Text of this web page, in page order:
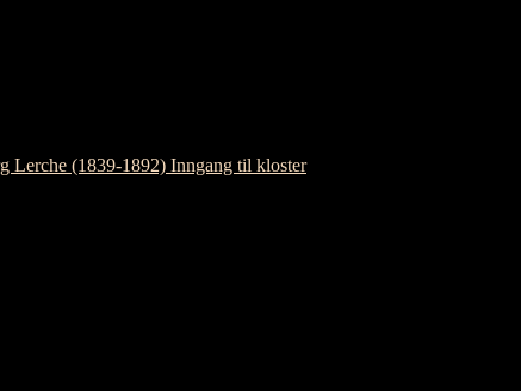
Lerche (1839-1892) Inngang til kloster